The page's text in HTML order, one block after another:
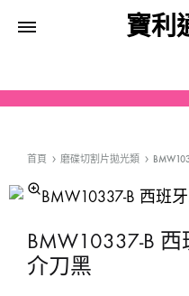
寶利
首頁 磨碟切割片拋光類
BMW10337-B
介刀黑